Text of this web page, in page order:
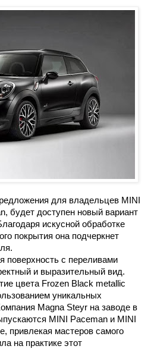
для владельцев MINI
будет доступен новый вариант
искусной обработке
покрытия она подчеркнет
поверхность с переливами
и выразительный вид.
цвета Frozen Black metallic
уникальных
Magna Steyr на заводе в
MINI Paceman и MINI
привлекая мастеров самого
на практике этот